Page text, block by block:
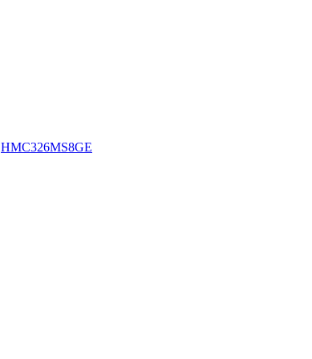
HMC326MS8GE